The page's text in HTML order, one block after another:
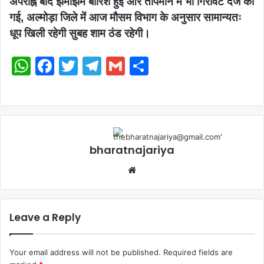
गई, अल्मोड़ा जिले में आज मौसम विभाग के अनुसार सामान्यतः
धूप खिली रहेगी सुबह शाम ठंड रहेगी।
WhatsApp
Facebook
Twitter
Telegram
Gmail
bharatnajariya
Leave a Reply
Your email address will not be published. Required fields are